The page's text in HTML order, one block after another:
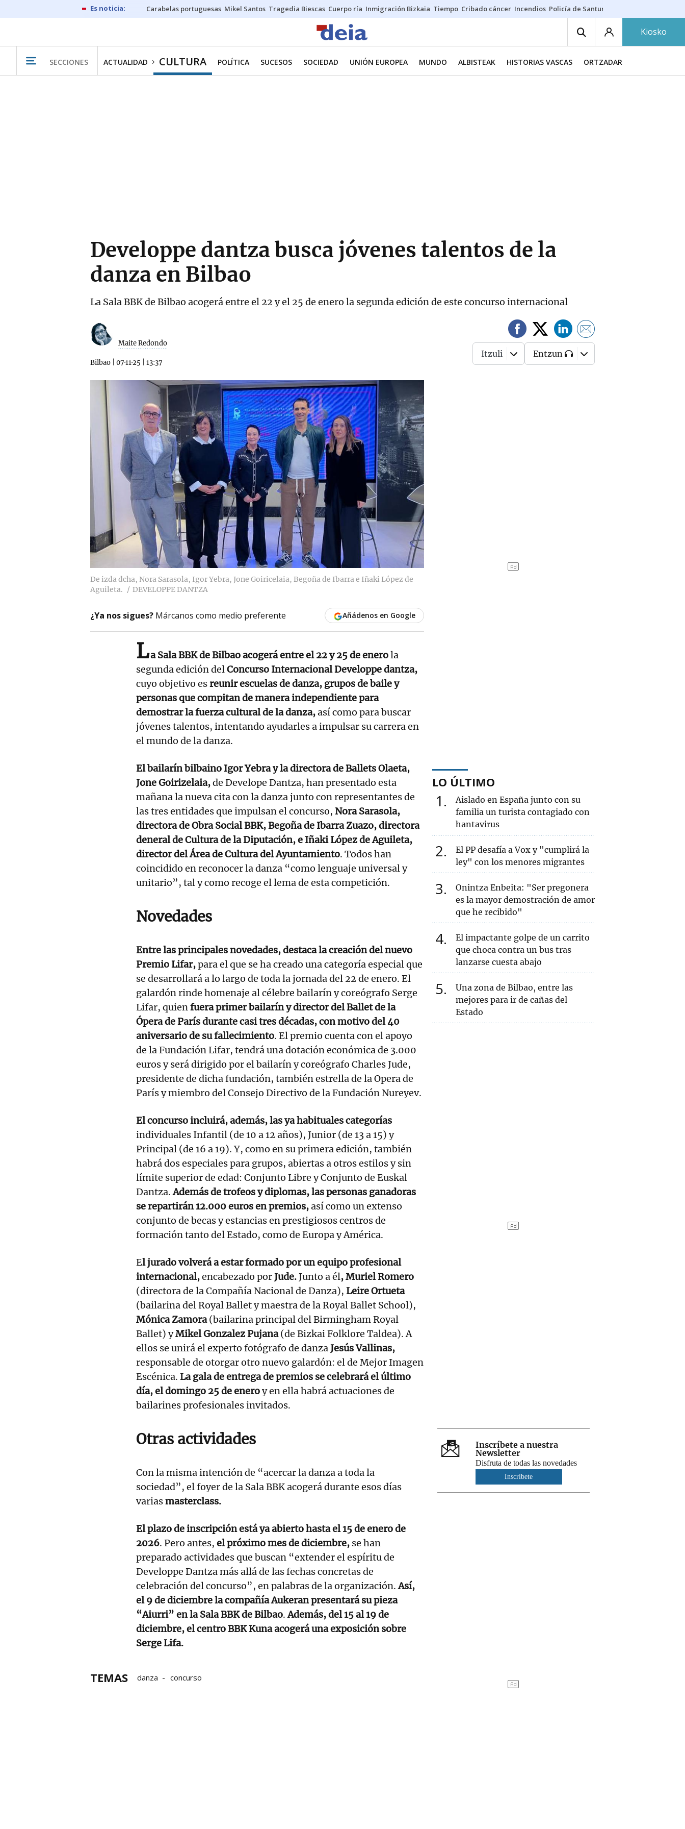
Carabelas portuguesas Mikel Santos Tragedia Biescas Cuerpo ría Inmigración Bizkaia Tiempo Cribado cáncer Incendios Policía de Santurtzi
Kiosko
SECCIONES ACTUALIDAD CULTURA POLÍTICA SUCESOS SOCIEDAD UNIÓN EUROPEA MUNDO ALBISTEAK HISTORIAS VASCAS ORTZADAR
Developpe dantza busca jóvenes talentos de la
danza en Bilbao
La Sala BBK de Bilbao acogerá entre el 22 y el 25 de enero la segunda edición de este concurso internacional
Maite Redondo
Bilbao 07·11·25 13:37
Itzuli Entzun
De izda dcha, Nora Sarasola, Igor Yebra, Jone Goiricelaia, Begoña de Ibarra e Iñaki López de
Aguileta.
DEVELOPPE DANTZA
¿Ya nos sigues? Márcanos como medio preferente Añádenos en Google
La Sala BBK de Bilbao acogerá entre el 22 y 25 de enerola
segunda edición delConcurso Internacional Developpe dantza,
cuyo objetivo esreunir escuelas de danza, grupos de baile y
personas que compitan de manera independiente para
demostrar la fuerza cultural de la danza,así como para buscar
jóvenes talentos, intentando ayudarles a impulsar su carrera en
el mundo de la danza.
El bailarín bilbaino Igor Yebra y la directora de Ballets Olaeta,
Jone Goirizelaia,de Develope Dantza, han presentado esta
mañana la nueva cita con la danza junto con representantes de
las tres entidades que impulsan el concurso, Nora Sarasola,
directora de Obra Social BBK, Begoña de Ibarra Zuazo, directora
deneral de Cultura de la Diputación, e Iñaki López de Aguileta,
director del Área de Cultura del Ayuntamiento. Todos han
coincidido en reconocer la danza “como lenguaje universal y
unitario”, tal y como recoge el lema de esta competición.
Novedades
Entre las principales novedades, destaca la creación del nuevo
Premio Lifar,para el que se ha creado una categoría especial que
se desarrollará a lo largo de toda la jornada del 22 de enero. El
galardón rinde homenaje al célebre bailarín y coreógrafo Serge
Lifar, quienfuera primer bailarín y director del Ballet de la
Ópera de París durante casi tres décadas, con motivo del 40
aniversario de su fallecimiento. El premio cuenta con el apoyo
de la Fundación Lifar, tendrá una dotación económica de 3.000
euros y será dirigido por el bailarín y coreógrafo Charles Jude,
presidente de dicha fundación, también estrella de la Opera de
París y miembro del Consejo Directivo de la Fundación Nureyev.
El concurso incluirá, además, las ya habituales categorías
individuales Infantil (de 10 a 12 años), Junior (de 13 a 15) y
Principal (de 16 a 19). Y, como en su primera edición, también
habrá dos especiales para grupos, abiertas a otros estilos y sin
límite superior de edad: Conjunto Libre y Conjunto de Euskal
Dantza.Además de trofeos y diplomas, las personas ganadoras
se repartirán 12.000 euros en premios,así como un extenso
conjunto de becas y estancias en prestigiosos centros de
formación tanto del Estado, como de Europa y América.
El jurado volverá a estar formado por un equipo profesional
internacional,encabezado porJude.Junto a él, Muriel Romero
(directora de la Compañía Nacional de Danza), Leire Ortueta
(bailarina del Royal Ballet y maestra de la Royal Ballet School),
Mónica Zamora(bailarina principal del Birmingham Royal
Ballet) yMikel Gonzalez Pujana(de Bizkai Folklore Taldea). A
ellos se unirá el experto fotógrafo de danzaJesús Vallinas,
responsable de otorgar otro nuevo galardón: el de Mejor Imagen
Escénica. La gala de entrega de premios se celebrará el último
día, el domingo 25 de eneroy en ella habrá actuaciones de
bailarines profesionales invitados.
Otras actividades
Con la misma intención de “acercar la danza a toda la
sociedad”, el foyer de la Sala BBK acogerá durante esos días
variasmasterclass.
El plazo de inscripción está ya abierto hasta el 15 de enero de
2026. Pero antes, el próximo mes de diciembre, se han
preparado actividades que buscan “extender el espíritu de
Developpe Dantza más allá de las fechas concretas de
celebración del concurso”, en palabras de la organización.Así,
el 9 de diciembre la compañía Aukeran presentará su pieza
“Aiurri” en la Sala BBK de Bilbao.Además, del 15 al 19 de
diciembre, el centro BBK Kuna acogerá una exposición sobre
Serge Lifa.
TEMAS danza concurso
LO ÚLTIMO
1
Aislado en España junto con su
familia un turista contagiado con
hantavirus
2
El PP desafía a Vox y "cumplirá la
ley" con los menores migrantes
3
Onintza Enbeita: "Ser pregonera
es la mayor demostración de amor
que he recibido"
4
El impactante golpe de un carrito
que choca contra un bus tras
lanzarse cuesta abajo
5
Una zona de Bilbao, entre las
mejores para ir de cañas del
Estado
Inscríbete a nuestra
Newsletter
Disfruta de todas las novedades
Inscríbete